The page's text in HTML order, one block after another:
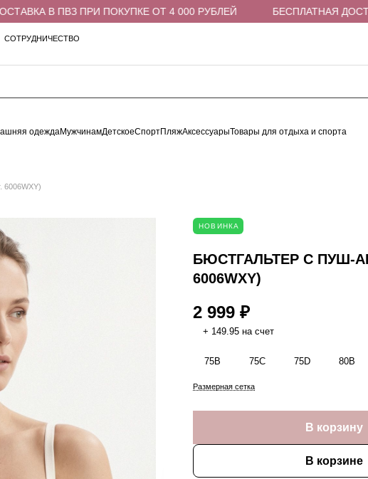
В ПВЗ ПРИ ПОКУПКЕ ОТ 4 000 РУБЛЕЙ БЕСПЛАТНАЯ
СОТРУДНИЧЕСТВО
одеждаМужчинамДетскоеСпортПляжАксессуарыТовары для отдыха и спорта
6006WXY)
НОВИНКА
БЮСТГАЛЬТЕР С ПУШ-
6006WXY)
2 999 ₽
+ 149.95 на счет
75B 75C 75D 80B
Размерная сетка
В корзину
В корзине